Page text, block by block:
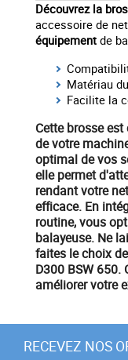
Découvrez la
accessoire de
équipement de
Matériau
Facilite la
Cette brosse
de votre
optimal de vos
elle permet
rendant votre
efficace. En
routine, vous
balayeuse. Ne
faites le choix
D300 BSW 650.
améliorer votre
RECEVEZ NOS